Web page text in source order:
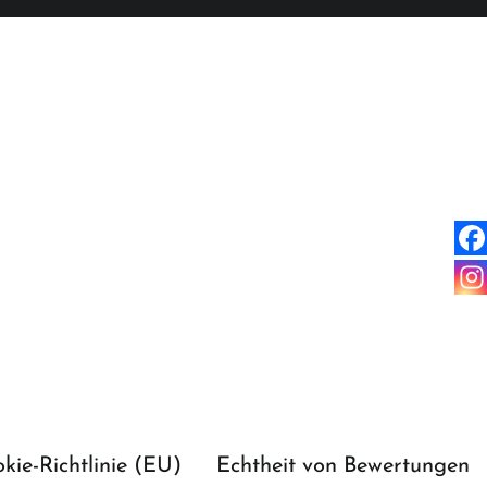
Richtlinie (EU) Echtheit von Bewertungen